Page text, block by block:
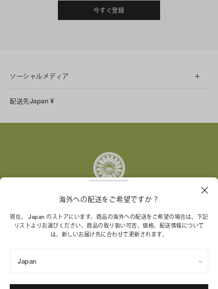
今すぐ登録
ソーシャルメディア
Facebook
配送先Japan ¥
トリー バーチ財団は、女性起業家が持続可能な企業を築
くことを支援しています。
サイトマップ
Cookie 設定
海外への配送をご希望ですか？
現在、 Japan のストアにいます。商品の海外への配送をご希望の場合は、下記
リストよりお選びください。商品の取り扱い可否、価格、配送情報について
は、新しいお届け先に合わせて更新されます。
Japan